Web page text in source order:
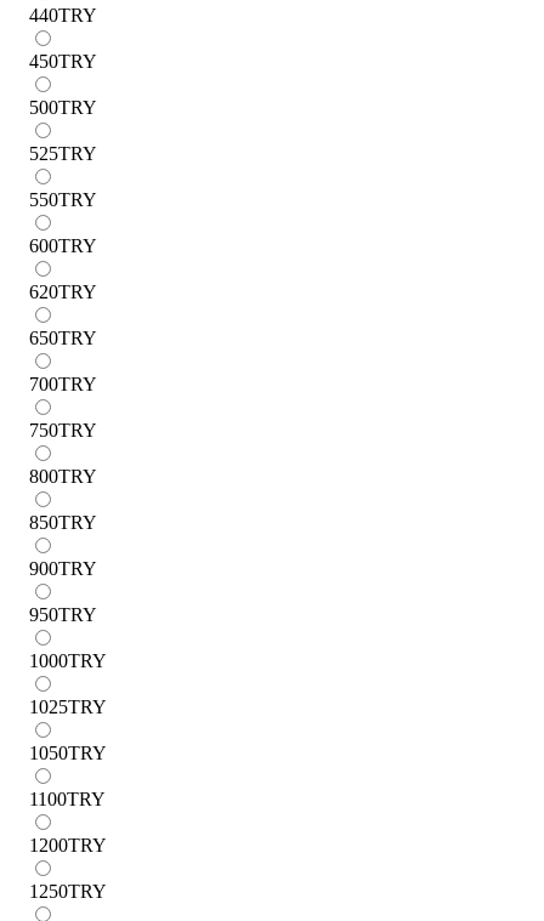
440TRY
450TRY
500TRY
525TRY
550TRY
600TRY
620TRY
650TRY
700TRY
750TRY
800TRY
850TRY
900TRY
950TRY
1000TRY
1025TRY
1050TRY
1100TRY
1200TRY
1250TRY